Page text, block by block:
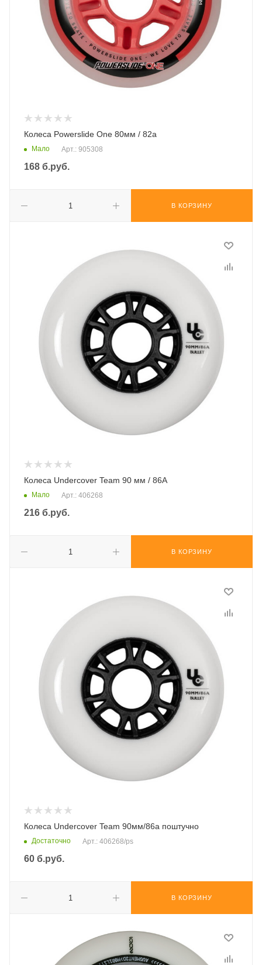
Колеса Powerslide One 80мм / 82а
Мало Арт.: 905308
168 б.руб.
В КОРЗИНУ
Колеса Undercover Team 90 мм / 86А
Мало Арт.: 406268
216 б.руб.
В КОРЗИНУ
Колеса Undercover Team 90мм/86а поштучно
Достаточно Арт.: 406268/ps
60 б.руб.
В КОРЗИНУ